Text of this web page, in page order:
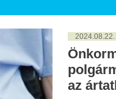
Kiss László polgármestert is -
Békásmegyer önkormányzata
polgármester (DK-LMP-
Párbeszéd) letartóztatásával
MTI-hez csütörtökön eljuttatott
nyilatkozatban.
2024.08.13.